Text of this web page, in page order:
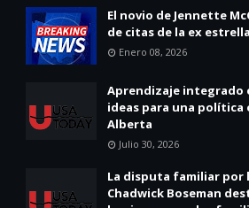
El novio de Jennette
de citas de la ex estrella
Enero 08, 2026
Aprendizaje integrado
ideas para una política
Alberta
Julio 30, 2026
La disputa familiar por
Chadwick Boseman